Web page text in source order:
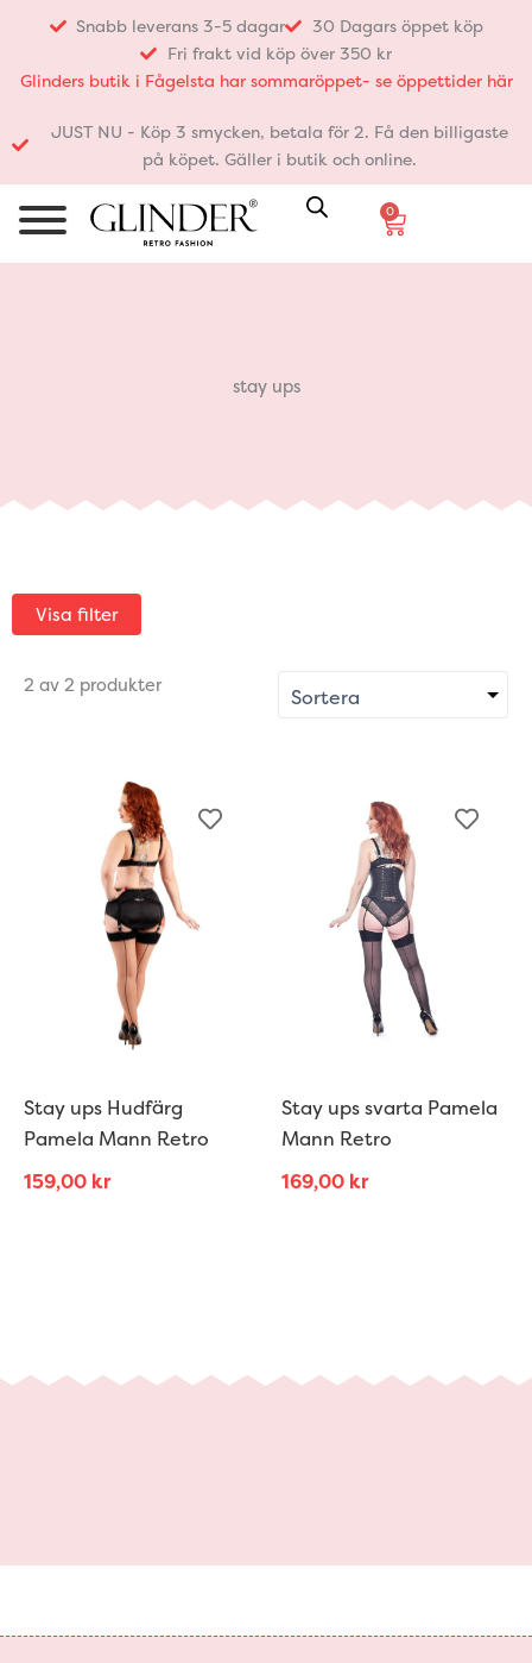
innehåll
Snabb leverans 3-5 dagar
30 Dagars öppet köp
Fri frakt vid köp över 350 kr
Glinders butik i Fågelsta har sommaröppet- se öppettider här
JUST NU - Köp 3 smycken, betala för 2. Få den billigaste
på köpet. Gäller i butik och online.
0
Varukorg
stay ups
Visa filter
2 av 2 produkter
Stay ups Hudfärg
Pamela Mann Retro
159,00 kr
Stay ups svarta Pamela
Mann Retro
169,00 kr